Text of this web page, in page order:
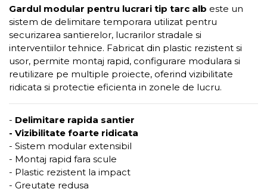
Gardul modular pentru lucrari tip tarc alb este un
sistem de delimitare temporara utilizat pentru
securizarea santierelor, lucrarilor stradale si
interventiilor tehnice. Fabricat din plastic rezistent si
usor, permite montaj rapid, configurare modulara si
reutilizare pe multiple proiecte, oferind vizibilitate
ridicata si protectie eficienta in zonele de lucru.
- Delimitare rapida santier
- Vizibilitate foarte ridicata
- Sistem modular extensibil
- Montaj rapid fara scule
- Plastic rezistent la impact
- Greutate redusa